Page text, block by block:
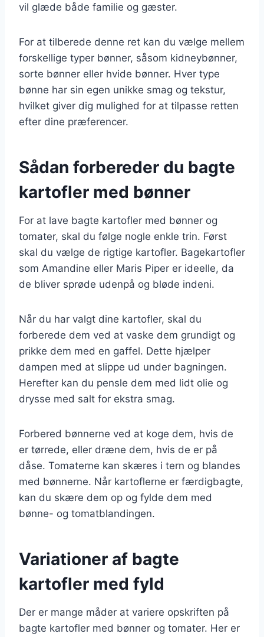
vil glæde både familie og gæster.
For at tilberede denne ret kan du vælge mellem
forskellige typer bønner, såsom kidneybønner,
sorte bønner eller hvide bønner. Hver type
bønne har sin egen unikke smag og tekstur,
hvilket giver dig mulighed for at tilpasse retten
efter dine præferencer.
Sådan forbereder du bagte
kartofler med bønner
For at lave bagte kartofler med bønner og
tomater, skal du følge nogle enkle trin. Først
skal du vælge de rigtige kartofler. Bagekartofler
som Amandine eller Maris Piper er ideelle, da
de bliver sprøde udenpå og bløde indeni.
Når du har valgt dine kartofler, skal du
forberede dem ved at vaske dem grundigt og
prikke dem med en gaffel. Dette hjælper
dampen med at slippe ud under bagningen.
Herefter kan du pensle dem med lidt olie og
drysse med salt for ekstra smag.
Forbered bønnerne ved at koge dem, hvis de
er tørrede, eller dræne dem, hvis de er på
dåse. Tomaterne kan skæres i tern og blandes
med bønnerne. Når kartoflerne er færdigbagte,
kan du skære dem op og fylde dem med
bønne- og tomatblandingen.
Variationer af bagte
kartofler med fyld
Der er mange måder at variere opskriften på
bagte kartofler med bønner og tomater. Her er